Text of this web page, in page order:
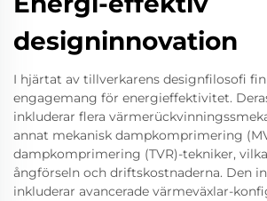
designinnovation
I hjärtat av tillverkarens designfilosofi
engagemang för energieffektivitet.
inkluderar flera
annat mekanisk dampkomprimering
dampkomprimering (TVR)-tekniker,
ångförseln och driftskostnaderna. Den
inkluderar avancerade värmeväxlar-